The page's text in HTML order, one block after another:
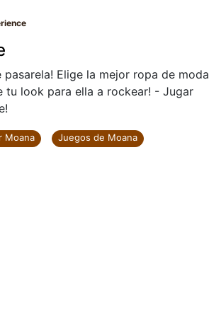
Elige la mejor ropa de moda
tu look para ella a rockear! - Jugar
Moana
Juegos de Moana